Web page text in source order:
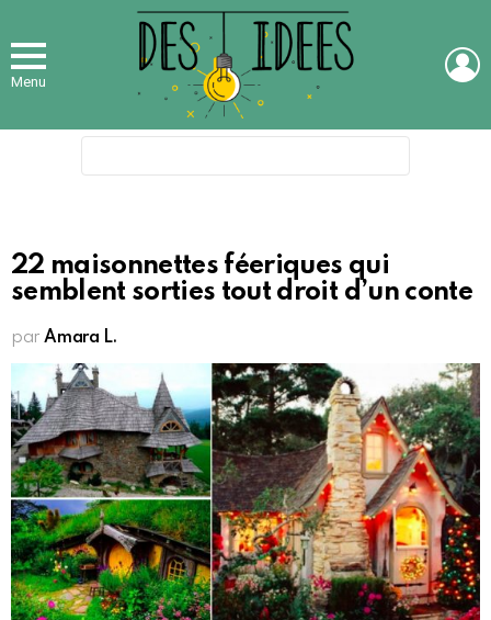
Menu
22 maisonnettes féeriques qui
semblent sorties tout droit d’un conte
par Amara L.